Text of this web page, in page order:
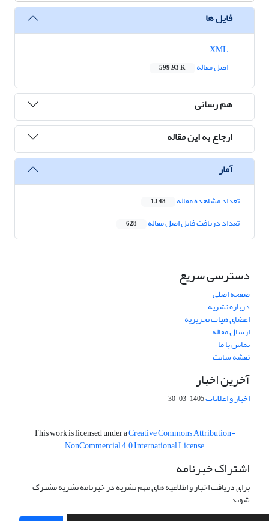
فایل ها
اصل مقاله
599.93 K
هم رسانی
ارجاع به این مقاله
آمار
تعداد مشاهده مقاله 1,148
تعداد دریافت فایل اصل مقاله 628
دسترسی سریع
صفحه اصلی
درباره نشریه
اعضای هیات تحریریه
ارسال مقاله
تماس با ما
نقشه سایت
آخرین اخبار
اخبار و اعلانات1405-03-30
This work is licensed under aCreative Commons Attribution-
NonCommercial 4.0 International License
اشتراک خبرنامه
برای دریافت اخبار و اطلاعیه های مهم نشریه در خبرنامه نشریه مشترک
شوید.